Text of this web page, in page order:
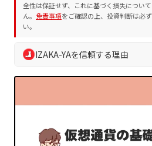
全性は保証せず、これに基づく損失につい
ん。 免責事項をご確認の上、投資判断は必
い。
IZAKA-YAを信頼する理由
業界10年以上の専門チームによ
プロジェクト評価方法に基づく客